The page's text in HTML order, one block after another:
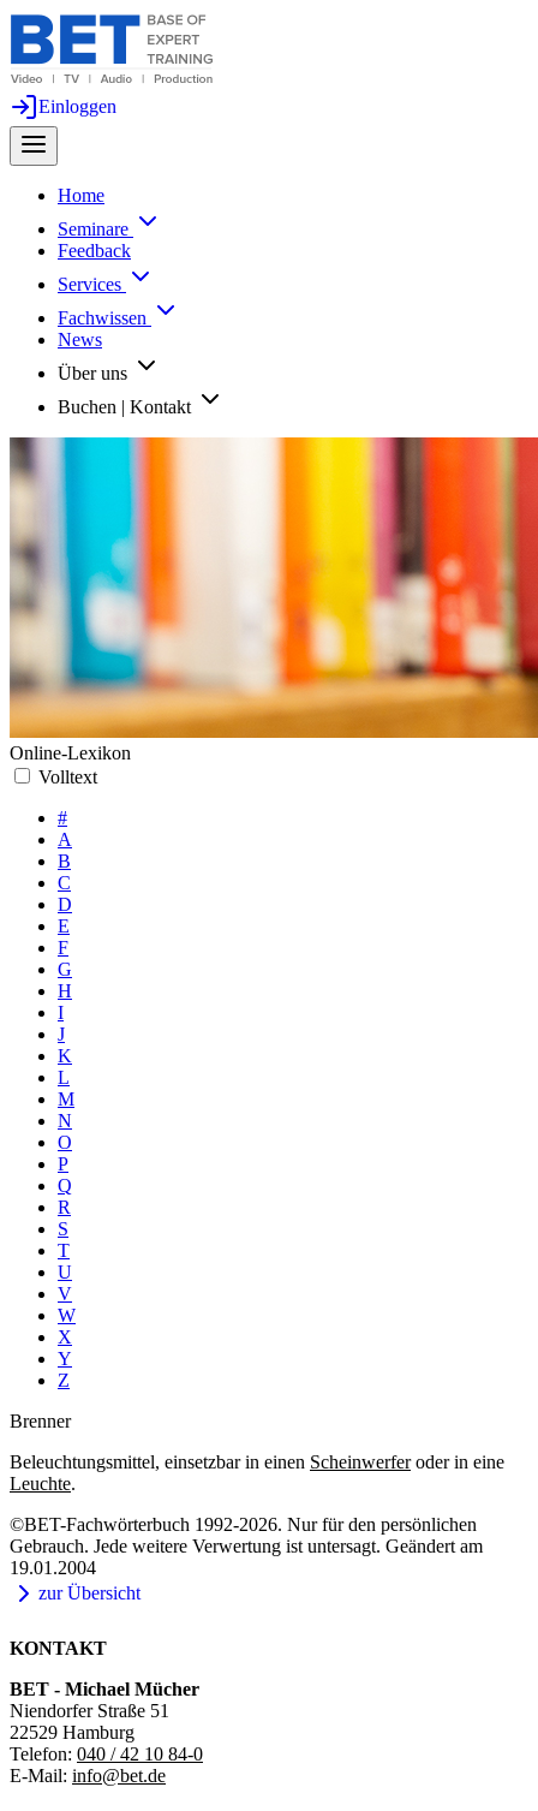
Einloggen
Home
Seminare
Feedback
Services
Fachwissen
News
Über uns
Buchen | Kontakt
Online-Lexikon
Volltext
#
A
B
C
D
E
F
G
H
I
J
K
L
M
N
O
P
Q
R
S
T
U
V
W
X
Y
Z
Brenner
Beleuchtungsmittel, einsetzbar in einen Scheinwerferoder in eine
Leuchte.
©BET-Fachwörterbuch 1992-2026. Nur für den persönlichen
Gebrauch. Jede weitere Verwertung ist untersagt. Geändert am
19.01.2004
zur Übersicht
KONTAKT
BET - Michael Mücher
Niendorfer Straße 51
22529 Hamburg
Telefon: 040 / 42 10 84-0
E-Mail: info@bet.de